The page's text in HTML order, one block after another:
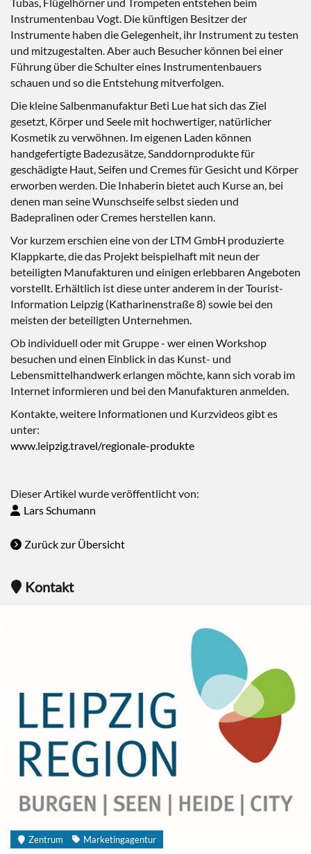
Instrumentenbau Vogt. Die künftigen Besitzer der
Instrumente haben die Gelegenheit, ihr Instrument zu testen
und mitzugestalten. Aber auch Besucher können bei einer
Führung über die Schulter eines Instrumentenbauers
schauen und so die Entstehung mitverfolgen.
Die kleine Salbenmanufaktur Beti Lue hat sich das Ziel
gesetzt, Körper und Seele mit hochwertiger, natürlicher
Kosmetik zu verwöhnen. Im eigenen Laden können
handgefertigte Badezusätze, Sanddornprodukte für
geschädigte Haut, Seifen und Cremes für Gesicht und Körper
erworben werden. Die Inhaberin bietet auch Kurse an, bei
denen man seine Wunschseife selbst sieden und
Badepralinen oder Cremes herstellen kann.
Vor kurzem erschien eine von der LTM GmbH produzierte
Klappkarte, die das Projekt beispielhaft mit neun der
beteiligten Manufakturen und einigen erlebbaren Angeboten
vorstellt. Erhältlich ist diese unter anderem in der Tourist-
Information Leipzig (Katharinenstraße 8) sowie bei den
meisten der beteiligten Unternehmen.
Ob individuell oder mit Gruppe - wer einen Workshop
besuchen und einen Einblick in das Kunst- und
Lebensmittelhandwerk erlangen möchte, kann sich vorab im
Internet informieren und bei den Manufakturen anmelden.
Kontakte, weitere Informationen und Kurzvideos gibt es
unter:
www.leipzig.travel/regionale-produkte
Dieser Artikel wurde veröffentlicht von:
Lars Schumann
Zurück zur Übersicht
Kontakt
Zentrum Marketingagentur